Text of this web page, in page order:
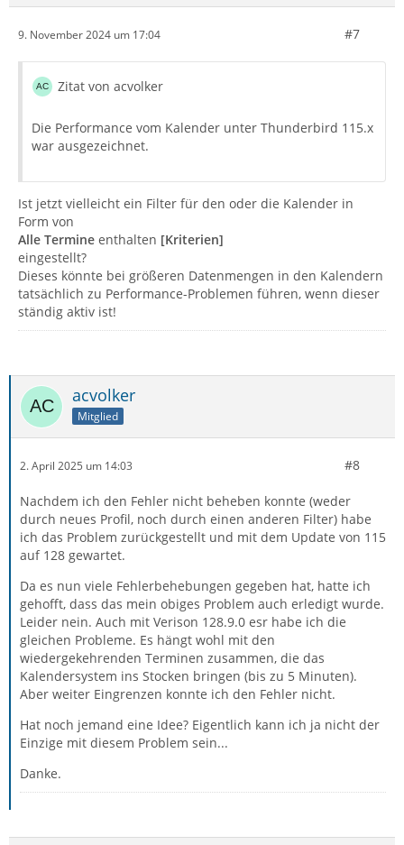
9. November 2024 um 17:04 #7
Zitat von acvolker
Die Performance vom Kalender unter Thunderbird 115.x
war ausgezeichnet.
Ist jetzt vielleicht ein Filter für den oder die Kalender in
Form von
Alle Termine enthalten [Kriterien]
eingestellt?
Dieses könnte bei größeren Datenmengen in den Kalendern
tatsächlich zu Performance-Problemen führen, wenn dieser
ständig aktiv ist!
acvolker
Mitglied
2. April 2025 um 14:03 #8
Nachdem ich den Fehler nicht beheben konnte (weder
durch neues Profil, noch durch einen anderen Filter) habe
ich das Problem zurückgestellt und mit dem Update von 115
auf 128 gewartet.
Da es nun viele Fehlerbehebungen gegeben hat, hatte ich
gehofft, dass das mein obiges Problem auch erledigt wurde.
Leider nein. Auch mit Verison 128.9.0 esr habe ich die
gleichen Probleme. Es hängt wohl mit den
wiedergekehrenden Terminen zusammen, die das
Kalendersystem ins Stocken bringen (bis zu 5 Minuten).
Aber weiter Eingrenzen konnte ich den Fehler nicht.
Hat noch jemand eine Idee? Eigentlich kann ich ja nicht der
Einzige mit diesem Problem sein...
Danke.